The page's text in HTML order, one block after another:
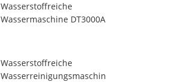
Wasserstoffreiche
Wassermaschine DT3000A
Wasserstoffreiche
Wasserreinigungsmaschin